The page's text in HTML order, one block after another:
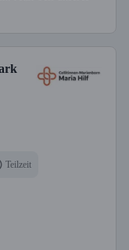
Teilzeit